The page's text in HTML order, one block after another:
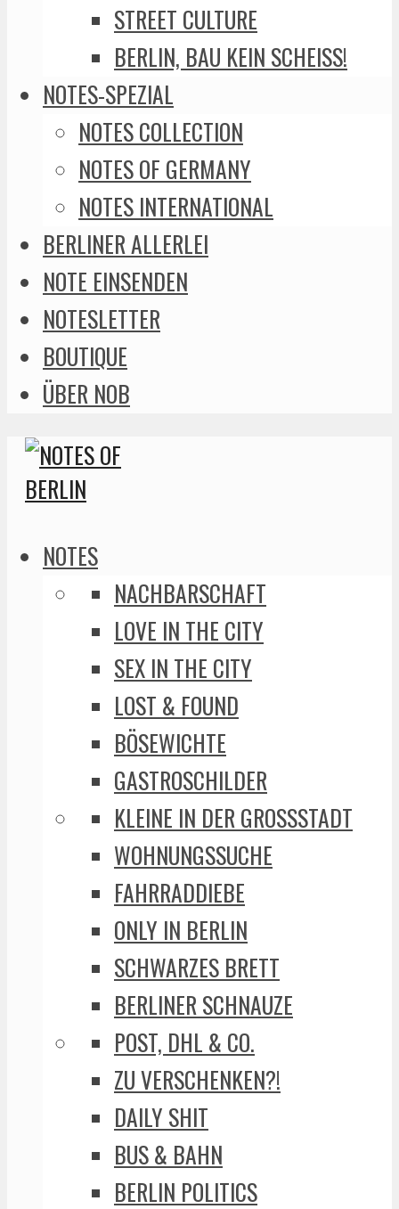
STREET CULTURE
BERLIN, BAU KEIN SCHEISS!
NOTES-SPEZIAL
NOTES COLLECTION
NOTES OF GERMANY
NOTES INTERNATIONAL
BERLINER ALLERLEI
NOTE EINSENDEN
NOTESLETTER
BOUTIQUE
ÜBER NOB
NOTES
NACHBARSCHAFT
LOVE IN THE CITY
SEX IN THE CITY
LOST & FOUND
BÖSEWICHTE
GASTROSCHILDER
KLEINE IN DER GROSSSTADT
WOHNUNGSSUCHE
FAHRRADDIEBE
ONLY IN BERLIN
SCHWARZES BRETT
BERLINER SCHNAUZE
POST, DHL & CO.
ZU VERSCHENKEN?!
DAILY SHIT
BUS & BAHN
BERLIN POLITICS